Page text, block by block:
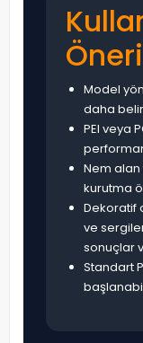
Model
daha
PEI veya
Nem
kurutma
Dekoratif
ve
sonuçlar
Standart